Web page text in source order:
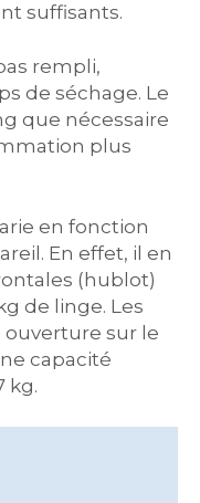
suffisants.
rempli,
de séchage. Le
que nécessaire
plus
en fonction
En effet, il en
(hublot)
de linge. Les
ouverture sur le
capacité
kg.